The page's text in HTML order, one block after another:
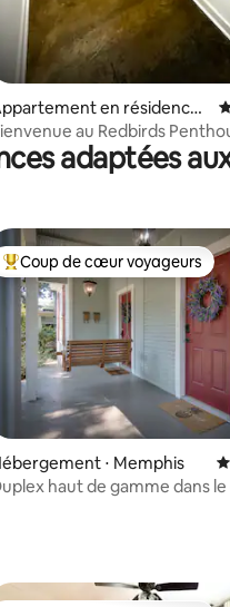
en résidence ⋅
au Redbirds
gratuit)
adaptées
sur 5 sur la base de 156
Coups de cœur voyageurs les
Coup de cœur voyageurs
⋅ Memphis
haut de gamme dans